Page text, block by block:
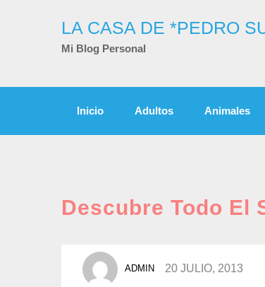
LA CASA DE *PEDRO
Mi Blog Personal
Inicio Adultos Animales
Descubre Todo El
BY
ADMIN 20 JULIO, 2013